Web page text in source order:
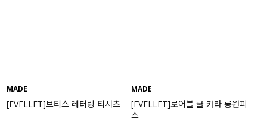
MADE
[EVELLET]브티스 레터링 티셔츠
MADE
[EVELLET]로어블 쿨 카라 롱원피
스